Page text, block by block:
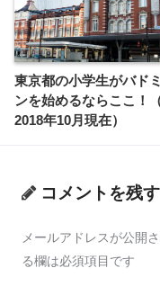
東京都の小学生がバド
ンを始めるならここ！
2018年10月現在）
コメントを残す
メールアドレスが公開
る欄は必須項目です